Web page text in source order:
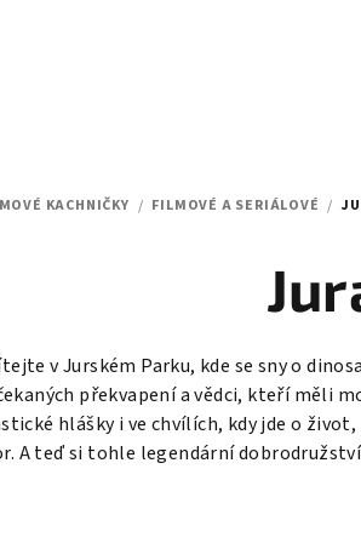
KACHNIČKY / FILMOVÉ A SERIÁLOVÉ /
v Jurském Parku, kde se sny o
překvapení a vědci, kteří měli
hlášky i ve chvílích, kdy jde o
A teď si tohle legendární